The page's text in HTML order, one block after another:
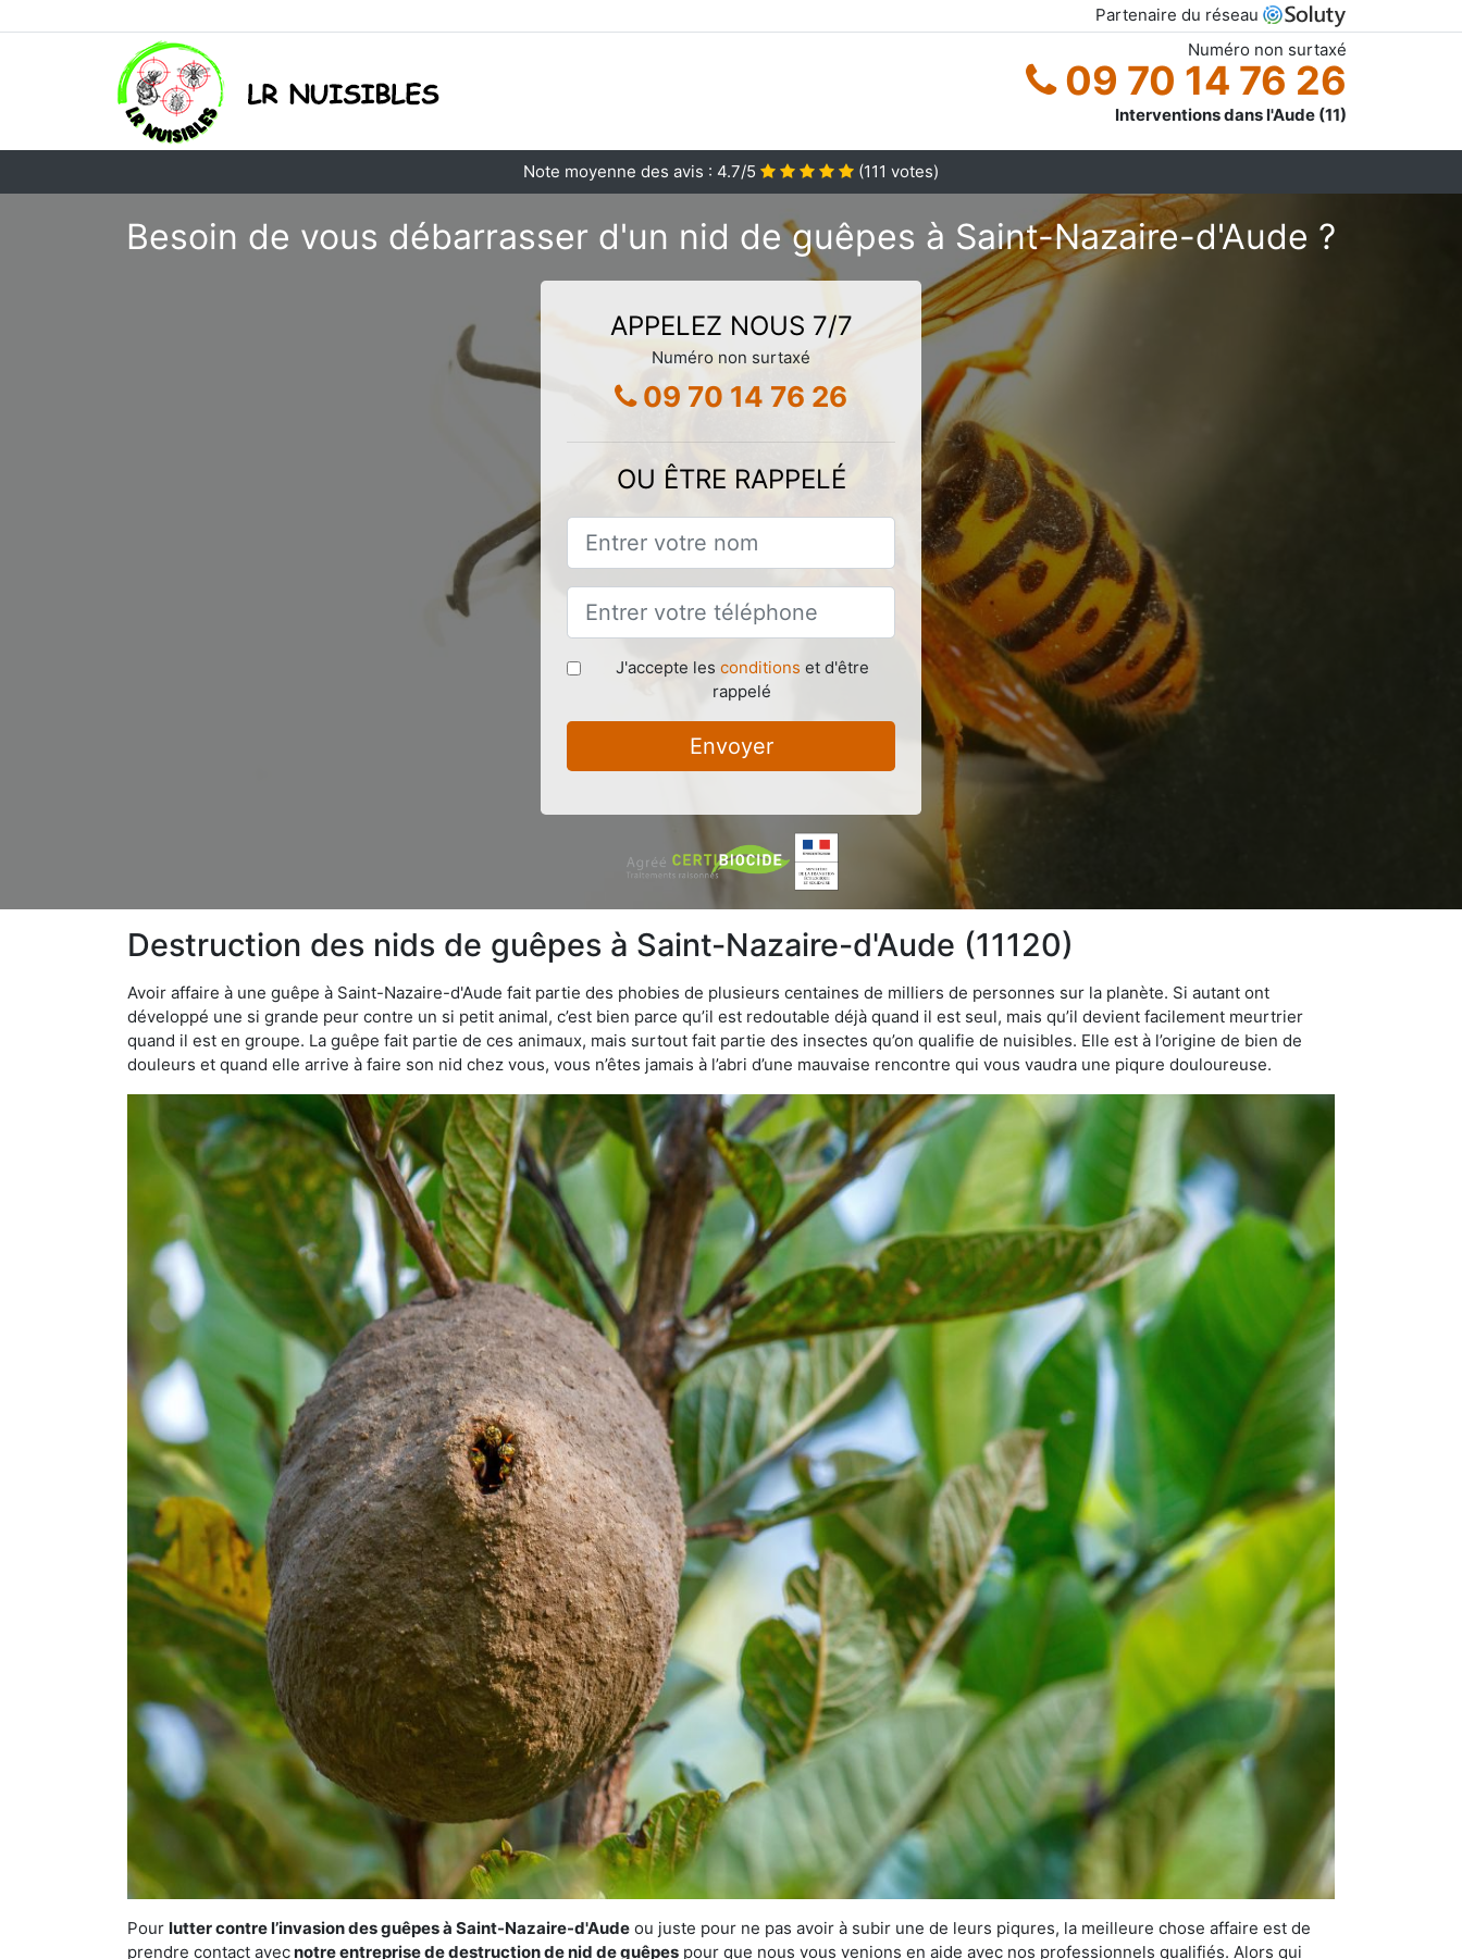
Partenaire du réseau
Numéro non surtaxé
09 70 14 76 26
Interventions dans l'Aude (11)
Note moyenne des avis : 4.7/5 (111 votes)
Besoin de vous débarrasser d'un nid de guêpes à Saint-Nazaire-d'Aude ?
APPELEZ NOUS 7/7
Numéro non surtaxé
09 70 14 76 26
OU ÊTRE RAPPELÉ
J'accepte les conditions et d'être
rappelé
Envoyer
Destruction des nids de guêpes à Saint-Nazaire-d'Aude (11120)
Avoir affaire à une guêpe à Saint-Nazaire-d'Aude fait partie des phobies de plusieurs centaines de milliers de personnes sur la planète. Si autant ont
développé une si grande peur contre un si petit animal, c’est bien parce qu’il est redoutable déjà quand il est seul, mais qu’il devient facilement meurtrier
quand il est en groupe. La guêpe fait partie de ces animaux, mais surtout fait partie des insectes qu’on qualifie de nuisibles. Elle est à l’origine de bien de
douleurs et quand elle arrive à faire son nid chez vous, vous n’êtes jamais à l’abri d’une mauvaise rencontre qui vous vaudra une piqure douloureuse.
Pour lutter contre l’invasion des guêpes à Saint-Nazaire-d'Aude ou juste pour ne pas avoir à subir une de leurs piqures, la meilleure chose affaire est de
prendre contact avecnotre entreprise de destruction de nid de guêpes pour que nous vous venions en aide avec nos professionnels qualifiés. Alors qui